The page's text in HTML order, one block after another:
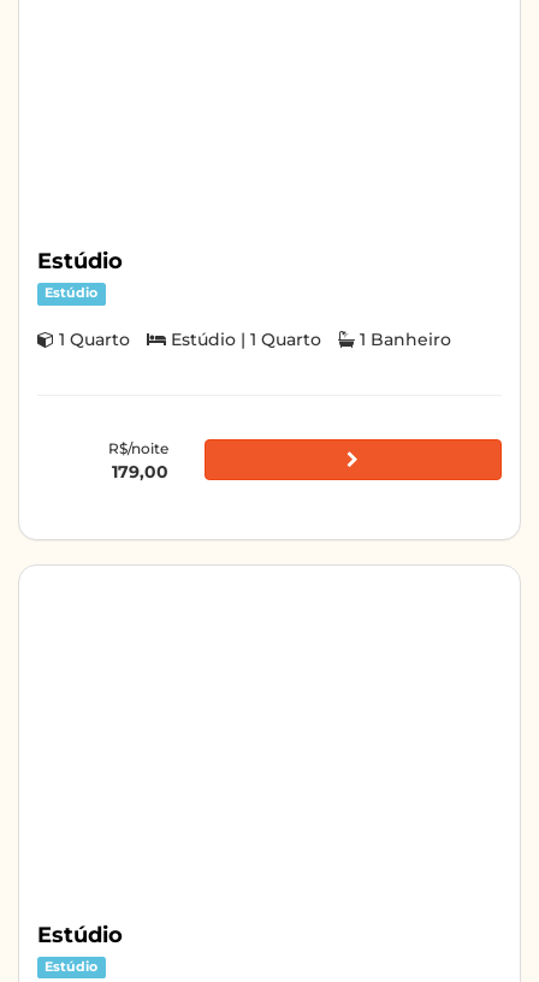
Estúdio
Estúdio
1 Quarto Estúdio | 1 Quarto 1 Banheiro
R$/noite
179,00
Estúdio
Estúdio